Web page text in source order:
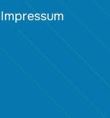
Impressum